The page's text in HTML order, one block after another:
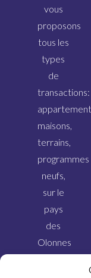
vous
proposons
tous les
types
de
transactions:
maisons,
terrains,
programmes
neufs,
sur le
pays
des
Olonnes